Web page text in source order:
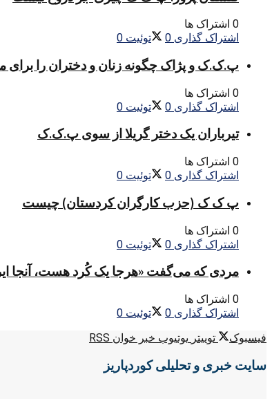
0 اشتراک ها
اشتراک گذاری 0 توئیت 0
پ.ک.ک و پژاک چگونه زنان و دختران را برای
0 اشتراک ها
اشتراک گذاری 0 توئیت 0
تیرباران یک دختر گریلا از سوی پ.ک.ک
0 اشتراک ها
اشتراک گذاری 0 توئیت 0
پ ک ک (حزب کارگران کردستان) چیست
0 اشتراک ها
اشتراک گذاری 0 توئیت 0
مردی که می‌گفت «هرجا یک کُرد هست، آنجا
0 اشتراک ها
اشتراک گذاری 0 توئیت 0
فیسبوک
توییتر یوتیوب خبر خوان RSS
سایت خبری و تحلیلی کوردپاریز